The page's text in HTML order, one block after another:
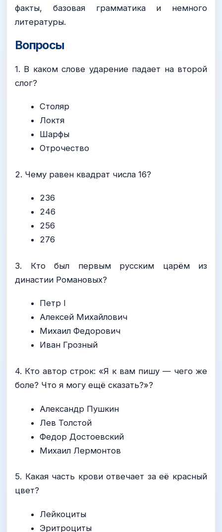
факты, базовая грамматика и немного
литературы.
Вопросы
1. В каком слове ударение падает на второй
слог?
Столяр
Локтя
Шарфы
Отрочество
2. Чему равен квадрат числа 16?
236
246
256
276
3. Кто был первым русским царём из
династии Романовых?
Петр I
Алексей Михайлович
Михаил Федорович
Иван Грозный
4. Кто автор строк: «Я к вам пишу — чего же
боле? Что я могу ещё сказать?»?
Александр Пушкин
Лев Толстой
Федор Достоевский
Михаил Лермонтов
5. Какая часть крови отвечает за её красный
цвет?
Лейкоциты
Эритроциты